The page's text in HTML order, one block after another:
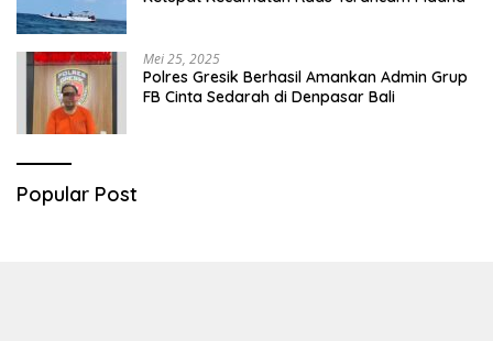
Mei 25, 2025
Polres Gresik Berhasil Amankan Admin Grup
FB Cinta Sedarah di Denpasar Bali
Popular Post